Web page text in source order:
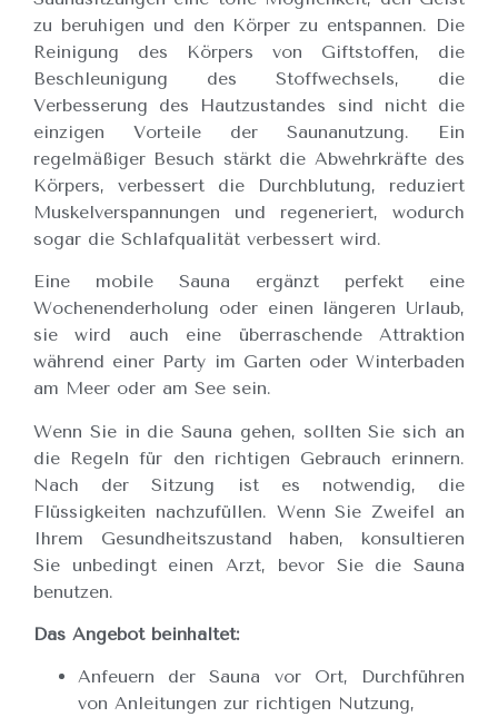
zu beruhigen und den Körper zu entspannen. Die
Reinigung des Körpers von Giftstoffen, die
Beschleunigung des Stoffwechsels, die
Verbesserung des Hautzustandes sind nicht die
einzigen Vorteile der Saunanutzung. Ein
regelmäßiger Besuch stärkt die Abwehrkräfte des
Körpers, verbessert die Durchblutung, reduziert
Muskelverspannungen und regeneriert, wodurch
sogar die Schlafqualität verbessert wird.
Eine mobile Sauna ergänzt perfekt eine
Wochenenderholung oder einen längeren Urlaub,
sie wird auch eine überraschende Attraktion
während einer Party im Garten oder Winterbaden
am Meer oder am See sein.
Wenn Sie in die Sauna gehen, sollten Sie sich an
die Regeln für den richtigen Gebrauch erinnern.
Nach der Sitzung ist es notwendig, die
Flüssigkeiten nachzufüllen. Wenn Sie Zweifel an
Ihrem Gesundheitszustand haben, konsultieren
Sie unbedingt einen Arzt, bevor Sie die Sauna
benutzen.
Das Angebot beinhaltet:
Anfeuern der Sauna vor Ort, Durchführen
von Anleitungen zur richtigen Nutzung,